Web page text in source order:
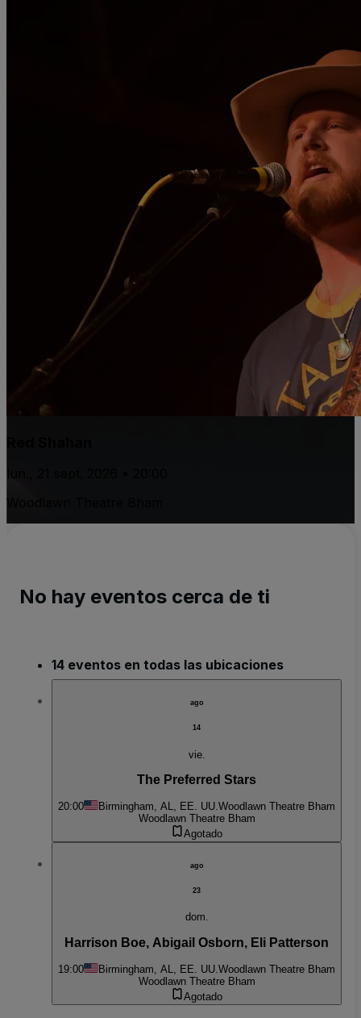
No hay eventos cerca de ti
14 eventos en todas las ubicaciones
ago
14
vie.
The Preferred Stars
20:00 Birmingham, AL, EE. UU. Woodlawn Theatre Bham
Woodlawn Theatre Bham
Agotado
ago
23
dom.
Harrison Boe, Abigail Osborn, Eli Patterson
19:00 Birmingham, AL, EE. UU. Woodlawn Theatre Bham
Woodlawn Theatre Bham
Agotado